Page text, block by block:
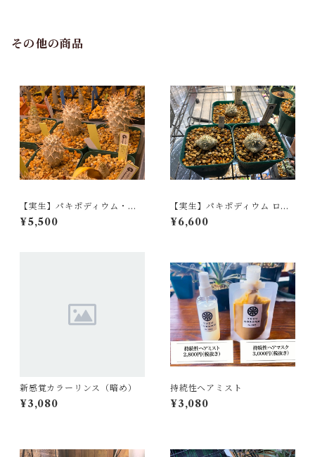
その他の商品
【実生】パキポディウム・ラ
モサム Pachypodium lamer
ei var. ramosum
¥5,500
【実生】パキポディウム ロス
ラーツム Pachypodium rosu
latum subsp. rosulatum
¥6,600
新感覚カラーリンス（暗め）
¥3,080
持続性ヘアミスト
¥3,080